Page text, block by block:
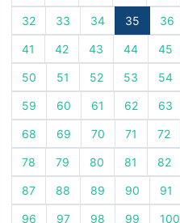
32 33 34 35 36
41 42 43 44 45
50 51 52 53 54
59 60 61 62 63
68 69 70 71 72
78 79 80 81 82
87 88 89 90 91
96 97 98 99 100